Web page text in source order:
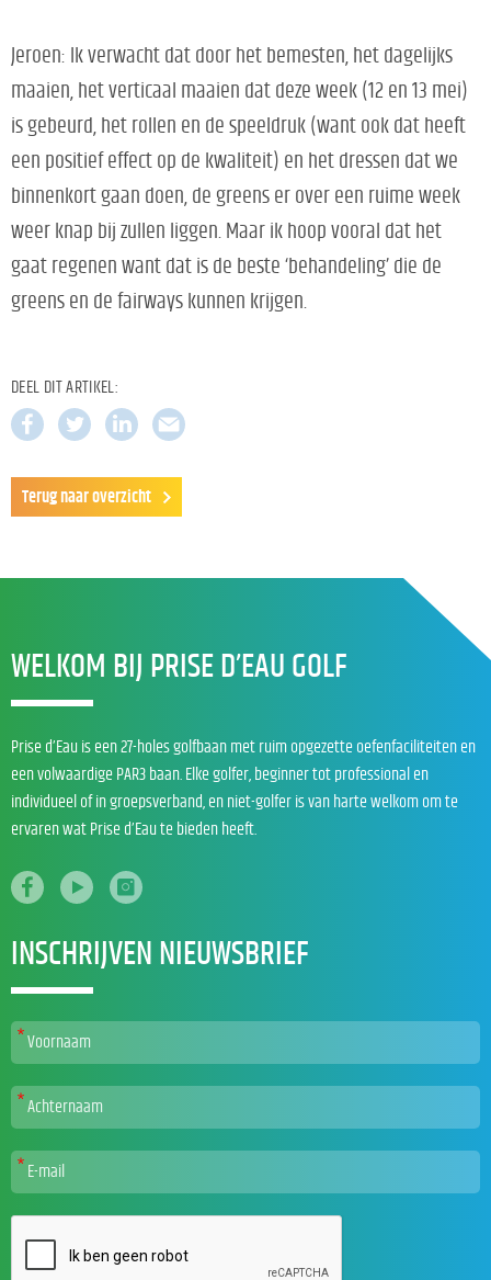
Jeroen: Ik verwacht dat door het bemesten, het dagelijks
maaien, het verticaal maaien dat deze week (12 en 13 mei)
is gebeurd, het rollen en de speeldruk (want ook dat heeft
een positief effect op de kwaliteit) en het dressen dat we
binnenkort gaan doen, de greens er over een ruime week
weer knap bij zullen liggen. Maar ik hoop vooral dat het
gaat regenen want dat is de beste ‘behandeling’ die de
greens en de fairways kunnen krijgen.
DEEL DIT ARTIKEL:
Terug naar overzicht
WELKOM BIJ PRISE D’EAU GOLF
Prise d’Eau is een 27-holes golfbaan met ruim opgezette oefenfaciliteiten en
een volwaardige PAR3 baan. Elke golfer, beginner tot professional en
individueel of in groepsverband, en niet-golfer is van harte welkom om te
ervaren wat Prise d’Eau te bieden heeft.
INSCHRIJVEN NIEUWSBRIEF